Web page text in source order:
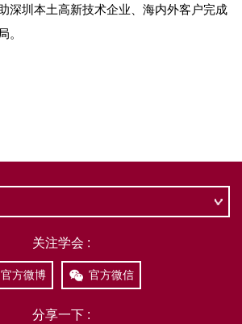
关注学会 :
官方微博 官方微信
分享一下 :